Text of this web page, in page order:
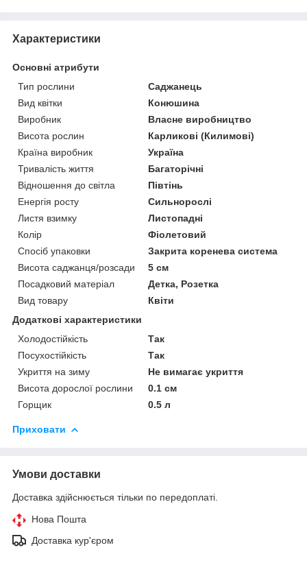
Характеристики
Основні атрибути
Тип рослини
Саджанець
Вид квітки
Конюшина
Виробник
Власне виробництво
Висота рослин
Карликові (Килимові)
Країна виробник
Україна
Тривалість життя
Багаторічні
Відношення до світла
Півтінь
Енергія росту
Сильнорослі
Листя взимку
Листопадні
Колір
Фіолетовий
Спосіб упаковки
Закрита коренева система
Висота саджанця/розсади
5 см
Посадковий матеріал
Детка, Розетка
Вид товару
Квіти
Додаткові характеристики
Холодостійкість
Так
Посухостійкість
Так
Укриття на зиму
Не вимагає укриття
Висота дорослої рослини
0.1 см
Горщик
0.5 л
Приховати
Умови доставки
Доставка здійснюється тільки по передоплаті.
Нова Пошта
Доставка кур'єром